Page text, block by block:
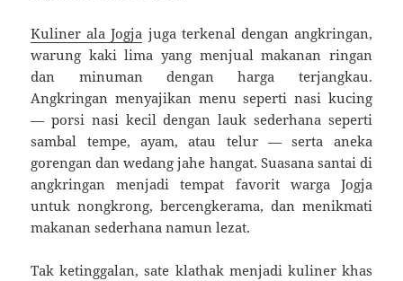
Kuliner ala Jogja juga terkenal dengan angkringan,
warung kaki lima yang menjual makanan ringan
dan minuman dengan harga terjangkau.
Angkringan menyajikan menu seperti nasi kucing
— porsi nasi kecil dengan lauk sederhana seperti
sambal tempe, ayam, atau telur — serta aneka
gorengan dan wedang jahe hangat. Suasana santai di
angkringan menjadi tempat favorit warga Jogja
untuk nongkrong, bercengkerama, dan menikmati
makanan sederhana namun lezat.
Tak ketinggalan, sate klathak menjadi kuliner khas